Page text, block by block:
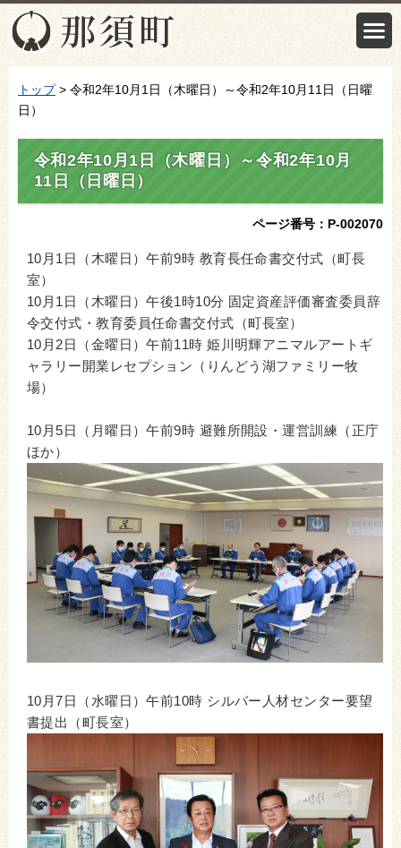
トップ> 令和2年10月1日（木曜日）～令和2年10月11日（日曜
日）
令和2年10月1日（木曜日）～令和2年10月
11日（日曜日）
ページ番号：P-002070
10月1日（木曜日）午前9時 教育長任命書交付式（町長
室）
10月1日（木曜日）午後1時10分 固定資産評価審査委員辞
令交付式・教育委員任命書交付式（町長室）
10月2日（金曜日）午前11時 姫川明輝アニマルアートギ
ャラリー開業レセプション（りんどう湖ファミリー牧
場）
10月5日（月曜日）午前9時 避難所開設・運営訓練（正庁
ほか）
10月7日（水曜日）午前10時 シルバー人材センター要望
書提出（町長室）